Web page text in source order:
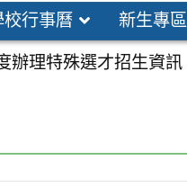
校行事曆 新生專區
辦理特殊選才招生資訊